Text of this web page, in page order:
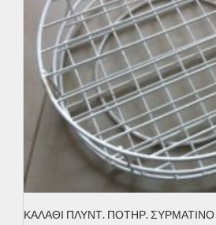
ΚΑΛΑΘΙ ΠΛΥΝΤ. ΠΟΤΗΡ. ΣΥΡΜΑΤΙΝΟ